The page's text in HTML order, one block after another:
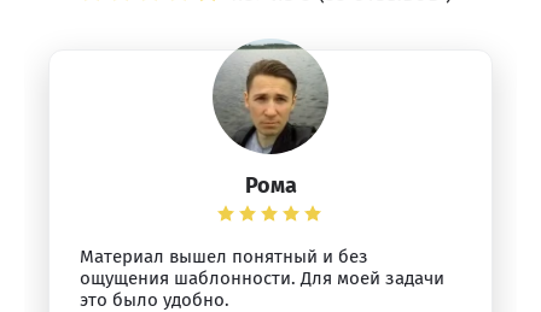
Рома
Материал вышел понятный и без
ощущения шаблонности. Для моей задачи
это было удобно.